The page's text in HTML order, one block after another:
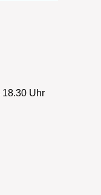
18.30 Uhr